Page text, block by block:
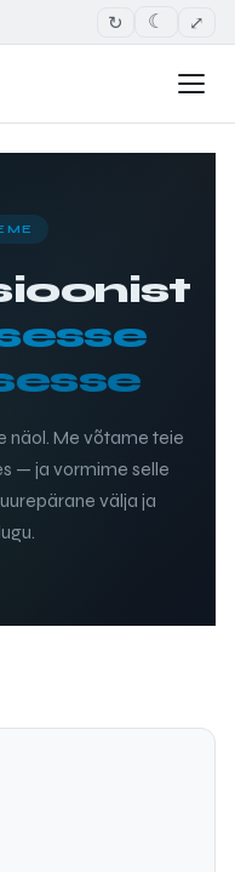
↻ ☾ ⤢
näol. Me võtame teie
— ja vormime selle
välja ja